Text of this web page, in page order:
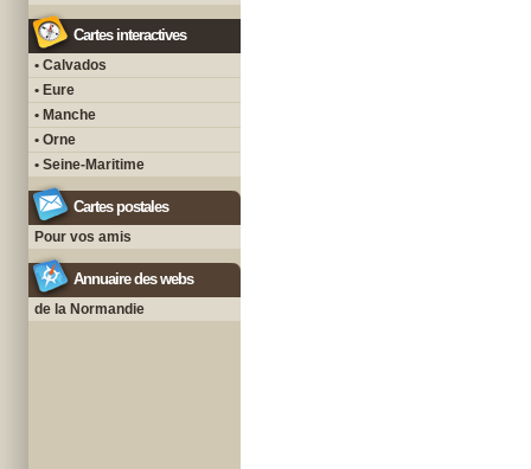
Cartes interactives
• Calvados
• Eure
• Manche
• Orne
• Seine-Maritime
Cartes postales
Pour vos amis
Annuaire des webs
de la Normandie